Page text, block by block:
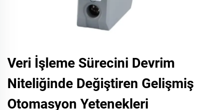
Veri İşleme Sürecini Devrim
Niteliğinde Değiştiren Gelişmiş
Otomasyon Yetenekleri